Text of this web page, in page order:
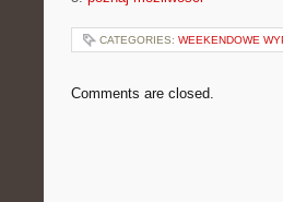
CATEGORIES: WEEKENDOWE
Comments are closed.